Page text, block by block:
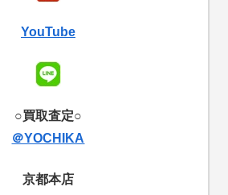
YouTube
○買取査定○
＠YOCHIKA
京都本店